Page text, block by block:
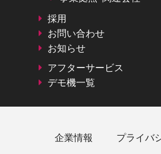
採用
お問い合わせ
お知らせ
アフターサービス
デモ機一覧
企業情報 プライバ